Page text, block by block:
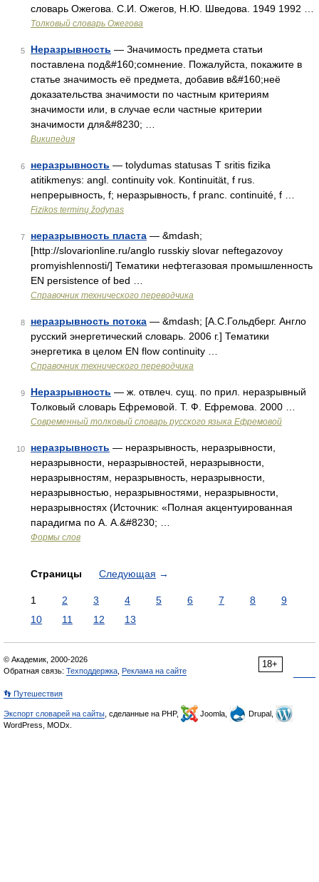
словарь Ожегова. С.И. Ожегов, Н.Ю. Шведова. 1949 1992 …
Толковый словарь Ожегова
5 Неразрывность — Значимость предмета статьи
поставлена под&#160;сомнение. Пожалуйста, покажите в
статье значимость её предмета, добавив в&#160;неё
доказательства значимости по частным критериям
значимости или, в случае если частные критерии
значимости для&#8230; …
Википедия
6 неразрывность — tolydumas statusas T sritis fizika
atitikmenys: angl. continuity vok. Kontinuität, f rus.
непрерывность, f; неразрывность, f pranc. continuité, f …
Fizikos terminų žodynas
7 неразрывность пласта — &mdash;
[http://slovarionline.ru/anglo russkiy slovar neftegazovoy
promyishlennosti/] Тематики нефтегазовая промышленность
EN persistence of bed …
Справочник технического переводчика
8 неразрывность потока — &mdash; [А.С.Гольдберг. Англо
русский энергетический словарь. 2006 г.] Тематики
энергетика в целом EN flow continuity …
Справочник технического переводчика
9 Неразрывность — ж. отвлеч. сущ. по прил. неразрывный
Толковый словарь Ефремовой. Т. Ф. Ефремова. 2000 …
Современный толковый словарь русского языка Ефремовой
10 неразрывность — неразрывность, неразрывности,
неразрывности, неразрывностей, неразрывности,
неразрывностям, неразрывность, неразрывности,
неразрывностью, неразрывностями, неразрывности,
неразрывностях (Источник: «Полная акцентуированная
парадигма по А. А.&#8230; …
Формы слов
Страницы Следующая →
1 2 3 4 5 6 7 8
9
10
11 12 13
18+
© Академик, 2000-2026
Обратная связь: Техподдержка Реклама на сайте
👣 Путешествия
Экспорт словарей на сайты , сделанные на PHP, Joomla,
Drupal,
WordPress, MODx.